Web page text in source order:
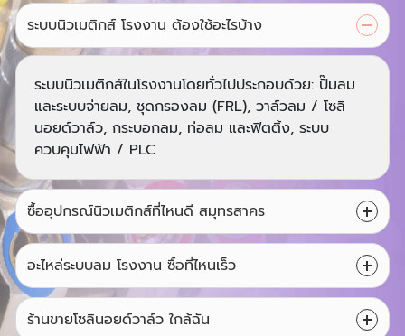
ระบบนิวเมติกส์ โรงงาน ต้องใช้อะไรบ้าง
ระบบนิวเมติกส์ในโรงงานโดยทั่วไปประกอบด้วย: ปั๊มลม
และระบบจ่ายลม, ชุดกรองลม (FRL), วาล์วลม / โซลิ
นอยด์วาล์ว, กระบอกลม, ท่อลม และฟิตติ้ง, ระบบ
ควบคุมไฟฟ้า / PLC
ซื้ออุปกรณ์นิวเมติกส์ที่ไหนดี สมุทรสาคร
อะไหล่ระบบลม โรงงาน ซื้อที่ไหนเร็ว
ร้านขายโซลินอยด์วาล์ว ใกล้ฉัน